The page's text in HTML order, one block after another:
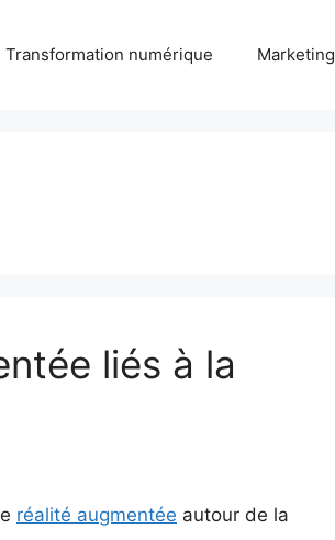
Transformation numérique Marketing
liés à la
réalité augmentée autour de la